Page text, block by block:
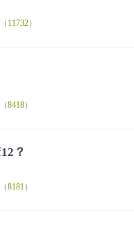
11732）
8418）
？
8181）